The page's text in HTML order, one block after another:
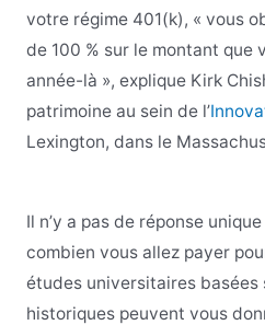
votre régime 401(k), « vous
de 100 % sur le montant que
année-là », explique Kirk
patrimoine au sein de l’
Lexington, dans le
Il n’y a pas de réponse
combien vous allez payer
études universitaires basées
historiques peuvent vous